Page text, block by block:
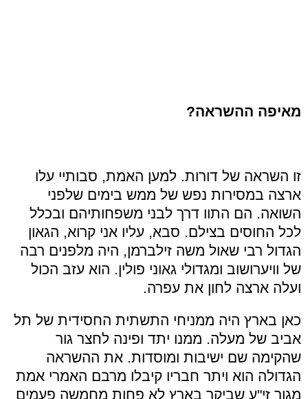
מאיפה ההשראה?
זו השראה של דורות. למען האמת, סבותיי עלו
ארצה במסירות נפש של ממש בימים שלפני
השואה. הם התוו דרך לבני משפחותיהם ובכלל
לכל החוסים בצילם. סבא, עליו אני קרוא, הגאון
הגדול רבי שאול משה זילברמן, היה מלפנים רבה
של וויערושוב ומגדולי גאוני פולין. הוא עזב הכול
ועלה ארצה לחון את עפרה.
כאן בארץ היה ממניחי התשתית החסידית של תל
אביב של מעלה. ממנו יתד ופינה לחצר גור
שהקימה שם ישיבות ומוסדות. את ההשראה
הגדולה הוא ויתר חבריו קיבלו מרבם האמרי אמת
מגור זי"ע שביקר בארץ לא פחות מחמשה פעמים